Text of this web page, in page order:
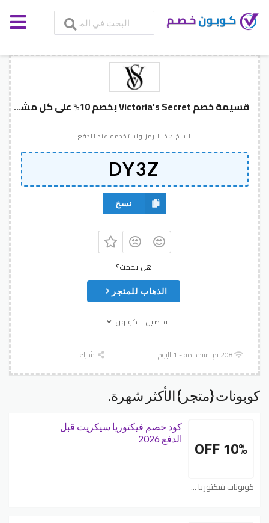
قسيمة خصم Victoria’s Secret بخصم 10% على كل مشترياتك
انسخ هذا الرمز واستخدمه عند الدفع
نسخ
هل نجحت؟
الذهاب للمتجر
تفاصيل الكوبون
208 تم استخدامه - 1 اليوم شارك
كوبونات {متجر} الأكثر شهرة.
10% OFF
كوبونات فيكتوريا سيكريت Victoria’s Secret
كود خصم فيكتوريا سيكريت قبل
الدفع 2026